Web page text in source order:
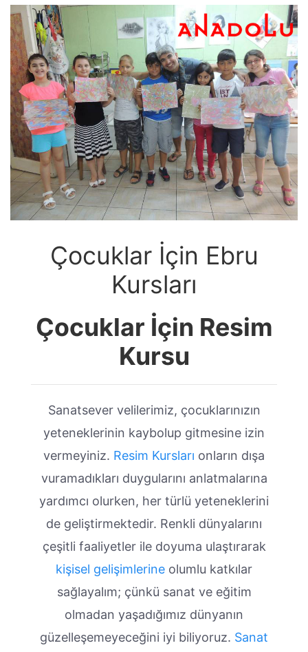
Çocuklar İçin Ebru
Kursları
Çocuklar İçin Resim
Kursu
Sanatsever velilerimiz, çocuklarınızın
yeteneklerinin kaybolup gitmesine izin
vermeyiniz. Resim Kursları onların dışa
vuramadıkları duygularını anlatmalarına
yardımcı olurken, her türlü yeteneklerini
de geliştirmektedir. Renkli dünyalarını
çeşitli faaliyetler ile doyuma ulaştırarak
kişisel gelişimlerine olumlu katkılar
sağlayalım; çünkü sanat ve eğitim
olmadan yaşadığımız dünyanın
güzelleşemeyeceğini iyi biliyoruz. Sanat